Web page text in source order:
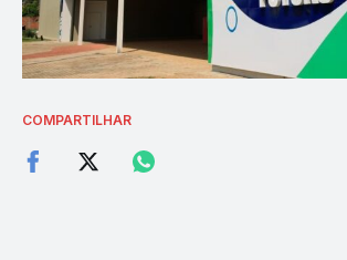
COMPARTILHAR